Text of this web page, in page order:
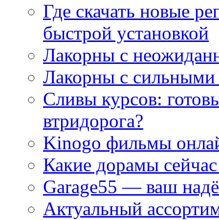
Где скачать новые
быстрой установкой
Лакорны с
Лакорны с сильными
Сливы курсов:
втридорога?
Kinogo фильмы
Какие дорамы
Garage55 — ваш
Актуальный